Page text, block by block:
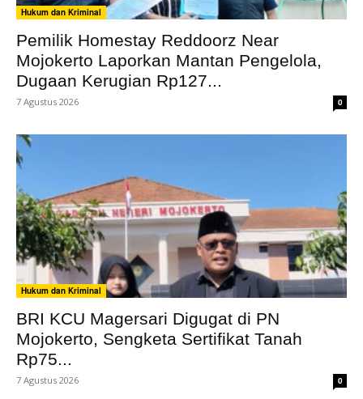
Hukum dan Kriminal
Pemilik Homestay Reddoorz Near
Mojokerto Laporkan Mantan Pengelola,
Dugaan Kerugian Rp127...
7 Agustus 2026 0
Hukum dan Kriminal
BRI KCU Magersari Digugat di PN
Mojokerto, Sengketa Sertifikat Tanah
Rp75...
7 Agustus 2026 0